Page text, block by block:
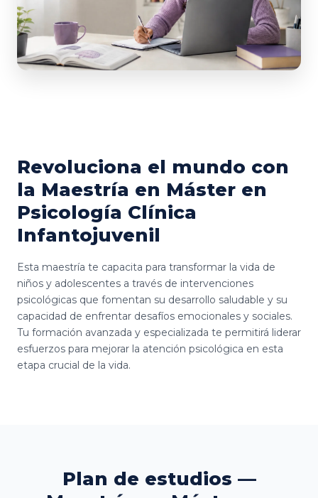
Revoluciona el mundo con
la Maestría en Máster en
Psicología Clínica
Infantojuvenil
Esta maestría te capacita para transformar la vida de
niños y adolescentes a través de intervenciones
psicológicas que fomentan su desarrollo saludable y su
capacidad de enfrentar desafíos emocionales y sociales.
Tu formación avanzada y especializada te permitirá liderar
esfuerzos para mejorar la atención psicológica en esta
etapa crucial de la vida.
Plan de estudios —